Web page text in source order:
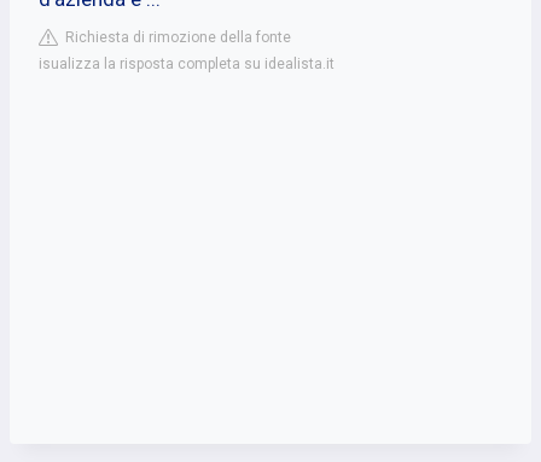
Richiesta di rimozione della fonte
isualizza la risposta completa su idealista.it